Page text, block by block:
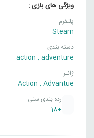
ویژگی های بازی :
پلتفرم
Steam
دسته بندی
action , adventure
ژانـر
Action , Advantue
رده بندی سنی
+18